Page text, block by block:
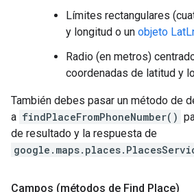
Límites rectangulares
y longitud o un objeto
Radio (en metros)
coordenadas de latitud y
También debes pasar un método de
a findPlaceFromPhoneNumber()
de resultado y la respuesta de
Campos (métodos de Find Place)